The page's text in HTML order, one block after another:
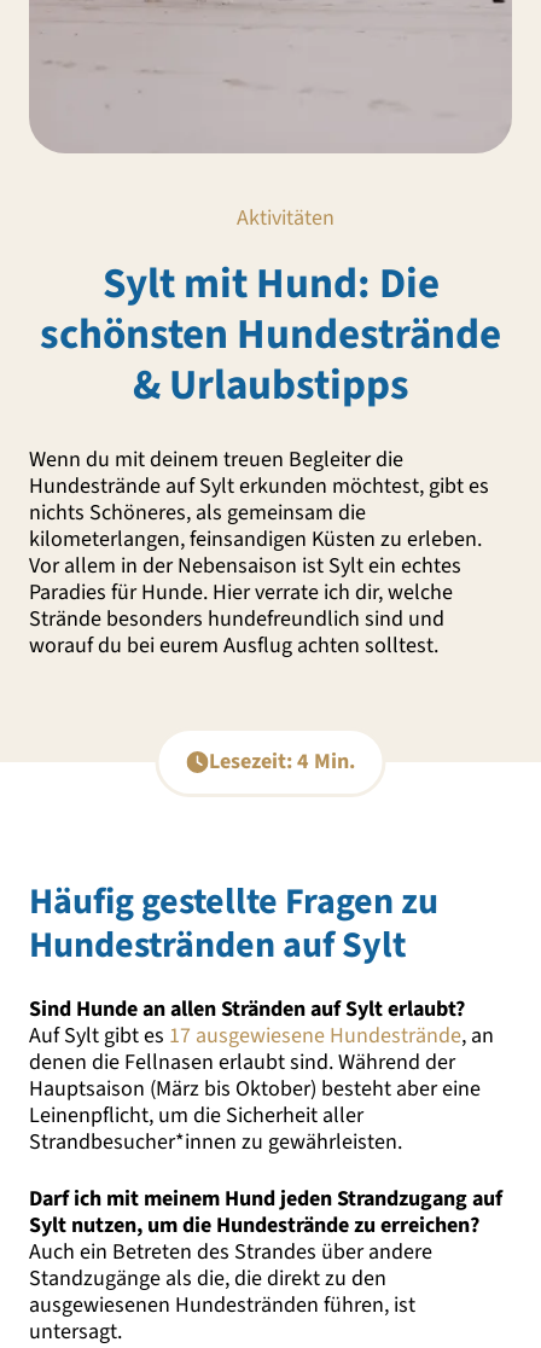
Aktivitäten
Sylt mit Hund: Die
schönsten Hundestrände
& Urlaubstipps
Wenn du mit deinem treuen Begleiter die
Hundestrände auf Sylt erkunden möchtest, gibt es
nichts Schöneres, als gemeinsam die
kilometerlangen, feinsandigen Küsten zu erleben.
Vor allem in der Nebensaison ist Sylt ein echtes
Paradies für Hunde. Hier verrate ich dir, welche
Strände besonders hundefreundlich sind und
worauf du bei eurem Ausflug achten solltest.
Lesezeit: 4 Min.
Häufig gestellte Fragen zu
Hundestränden auf Sylt
Sind Hunde an allen Stränden auf Sylt erlaubt?
Auf Sylt gibt es 17 ausgewiesene Hundestrände, an
denen die Fellnasen erlaubt sind. Während der
Hauptsaison (März bis Oktober) besteht aber eine
Leinenpflicht, um die Sicherheit aller
Strandbesucher*innen zu gewährleisten.
Darf ich mit meinem Hund jeden Strandzugang auf
Sylt nutzen, um die Hundestrände zu erreichen?
Auch ein Betreten des Strandes über andere
Standzugänge als die, die direkt zu den
ausgewiesenen Hundestränden führen, ist
untersagt.